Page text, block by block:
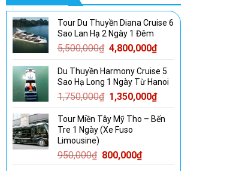
Tour Du Thuyền Diana Cruise 6
Sao Lan Hạ 2 Ngày 1 Đêm
5,500,000₫ Giá
là:
5,500,000₫.
4,800,000₫Giá
tại
là:
4,800,000₫.
Du Thuyền Harmony Cruise 5
Sao Hạ Long 1 Ngày Từ Hanoi
1,750,000₫ Giá
là:
1,750,000₫.
1,350,000₫Giá
tại
Tour Miền Tây Mỹ Tho – Bến
Tre 1 Ngày (Xe Fuso
Limousine)
950,000₫ Giá
800,000₫Giá